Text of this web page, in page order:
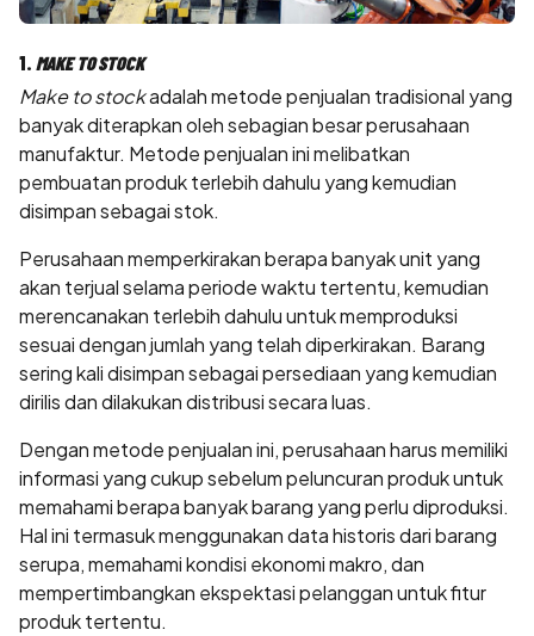
1. MAKE TO STOCK
Make to stockadalah metode penjualan tradisional yang
banyak diterapkan oleh sebagian besar perusahaan
manufaktur. Metode penjualan ini melibatkan
pembuatan produk terlebih dahulu yang kemudian
disimpan sebagai stok.
Perusahaan memperkirakan berapa banyak unit yang
akan terjual selama periode waktu tertentu, kemudian
merencanakan terlebih dahulu untuk memproduksi
sesuai dengan jumlah yang telah diperkirakan. Barang
sering kali disimpan sebagai persediaan yang kemudian
dirilis dan dilakukan distribusi secara luas.
Dengan metode penjualan ini, perusahaan harus memiliki
informasi yang cukup sebelum peluncuran produk untuk
memahami berapa banyak barang yang perlu diproduksi.
Hal ini termasuk menggunakan data historis dari barang
serupa, memahami kondisi ekonomi makro, dan
mempertimbangkan ekspektasi pelanggan untuk fitur
produk tertentu.